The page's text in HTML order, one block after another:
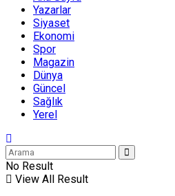
Yazarlar
Siyaset
Ekonomi
Spor
Magazin
Dünya
Güncel
Sağlık
Yerel
No Result
View All Result